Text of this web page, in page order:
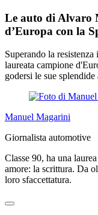
Le auto di Alvaro
d’Europa con la
Superando la
laureata campione
godersi le sue splendide
Manuel Magarini
Giornalista automotive
Classe 90, ha una
amore: la scrittura. Da
loro sfaccettatura.